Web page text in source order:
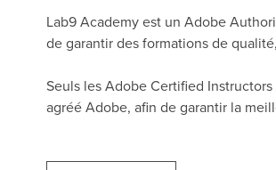
Lab9 Academy est un Adobe
de garantir des formations de
Seuls les Adobe Certified
agréé Adobe, afin de garantir la